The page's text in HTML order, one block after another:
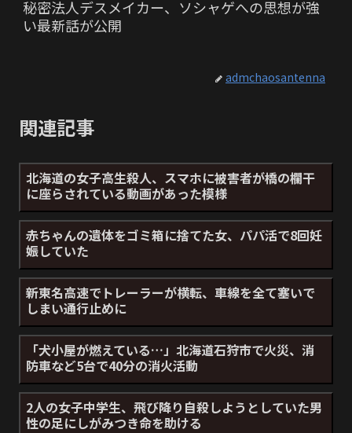
秘密法人デスメイカー、ソシャゲへの思想が強
い最新話が公開
admchaosantenna
関連記事
北海道の女子高生殺人、スマホに被害者が橋の欄干
に座らされている動画があった模様
赤ちゃんの遺体をゴミ箱に捨てた女、パパ活で8回妊
娠していた
新東名高速でトレーラーが横転、車線を全て塞いで
しまい通行止めに
「犬小屋が燃えている…」北海道石狩市で火災、消
防車など5台で40分の消火活動
2人の女子中学生、飛び降り自殺しようとしていた男
性の足にしがみつき命を助ける